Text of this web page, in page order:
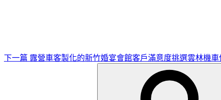
下一篇 露營車客製化的新竹婚宴會館客戶滿意度挑選雲林機車